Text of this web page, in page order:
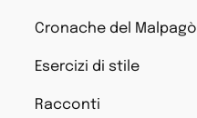
Cronache del Malpagò
Esercizi di stile
Racconti